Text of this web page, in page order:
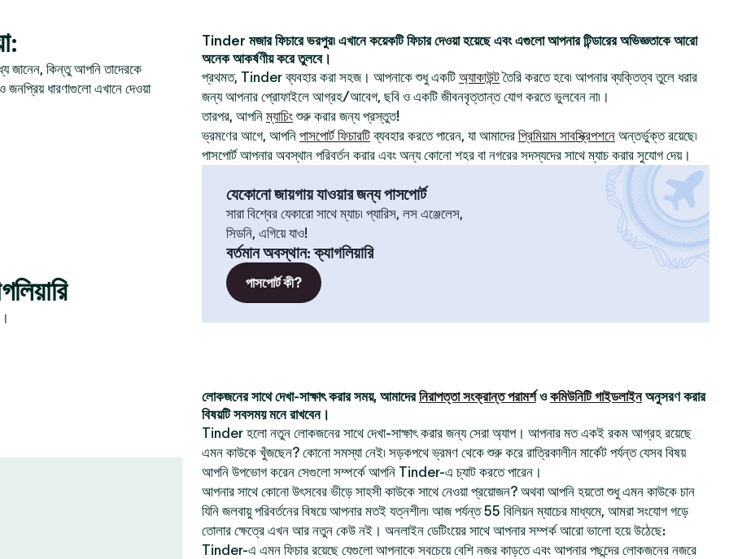
জানেন, কিন্তু আপনি তাদেরকে
জনপ্রিয় ধারণাগুলো এখানে দেওয়া
Tinder মজার ফিচারে ভরপুর৷ এখানে কয়েকটি ফিচার দেওয়া হয়েছে এবং এগুলো আপনার টিন্ডারের অভিজ্ঞতাকে আরো
অনেক আকর্ষণীয় করে তুলবে।
প্রথমত, Tinder ব্যবহার করা সহজ। আপনাকে শুধু একটি অ্যাকাউন্টতৈরি করতে হবে৷ আপনার ব্যক্তিত্ব তুলে ধরার
জন্য আপনার প্রোফাইলে আগ্রহ/আবেগ, ছবি ও একটি জীবনবৃত্তান্ত যোগ করতে ভুলবেন না৷।
তারপর, আপনিম্যাচিং শুরু করার জন্য প্রস্তুত!
ভ্রমণের আগে, আপনি পাসপোর্ট ফিচারটিব্যবহার করতে পারেন, যা আমাদের প্রিমিয়াম সাবস্ক্রিপশনে অন্তর্ভুক্ত রয়েছে৷
পাসপোর্ট আপনার অবস্থান পরিবর্তন করার এবং অন্য কোনো শহর বা নগরের সদস্যদের সাথে ম্যাচ করার সুযোগ দেয়।
যেকোনো জায়গায় যাওয়ার জন্য পাসপোর্ট
সারা বিশ্বের যেকারো সাথে ম্যাচ৷ প্যারিস, লস এঞ্জেলেস,
সিডনি, এগিয়ে যাও!
বর্তমান অবস্থান:ক্যাগলিয়ারি
পাসপোর্ট কী?
লোকজনের সাথে দেখা-সাক্ষাৎ করার সময়, আমাদেরনিরাপত্তা সংক্রান্ত পরামর্শওকমিউনিটি গাইডলাইনঅনুসরণ করার
বিষয়টি সবসময় মনে রাখবেন।
Tinder হলো নতুন লোকজনের সাথে দেখা-সাক্ষাৎ করার জন্য সেরা অ্যাপ। আপনার মত একই রকম আগ্রহ রয়েছে
এমন কাউকে খুঁজছেন? কোনো সমস্যা নেই৷ সড়কপথে ভ্রমণ থেকে শুরু করে রাত্রিকালীন মার্কেট পর্যন্ত যেসব বিষয়
আপনি উপভোগ করেন সেগুলো সম্পর্কে আপনি Tinder-এ চ্যাট করতে পারেন।
আপনার সাথে কোনো উৎসবের ভীড়ে সাহসী কাউকে সাথে নেওয়া প্রয়োজন? অথবা আপনি হয়তো শুধু এমন কাউকে চান
যিনি জলবায়ু পরিবর্তনের বিষয়ে আপনার মতই যত্নশীল৷ আজ পর্যন্ত 55 বিলিয়ন ম্যাচের মাধ্যমে, আমরা সংযোগ গড়ে
তোলার ক্ষেত্রে এখন আর নতুন কেউ নই। অনলাইন ডেটিংয়ের সাথে আপনার সম্পর্ক আরো ভালো হয়ে উঠেছে:
Tinder-এ এমন ফিচার রয়েছে যেগুলো আপনাকে সবচেয়ে বেশি নজর কাড়তে এবং আপনার পছন্দের লোকজনের নজরে